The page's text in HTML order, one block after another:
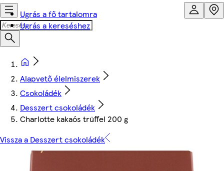
Ugrás a fő tartalomra
Ugrás a kereséshez
Alapvető élelmiszerek
Csokoládék
Desszert csokoládék
Charlotte kakaós trüffel 200 g
Vissza a Desszert csokoládék